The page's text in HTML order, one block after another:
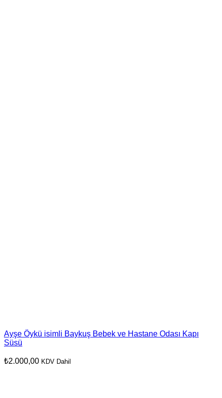
Ayşe Öykü isimli Baykuş Bebek ve Hastane Odası Kapı
Süsü
₺2.000,00 KDV Dahil